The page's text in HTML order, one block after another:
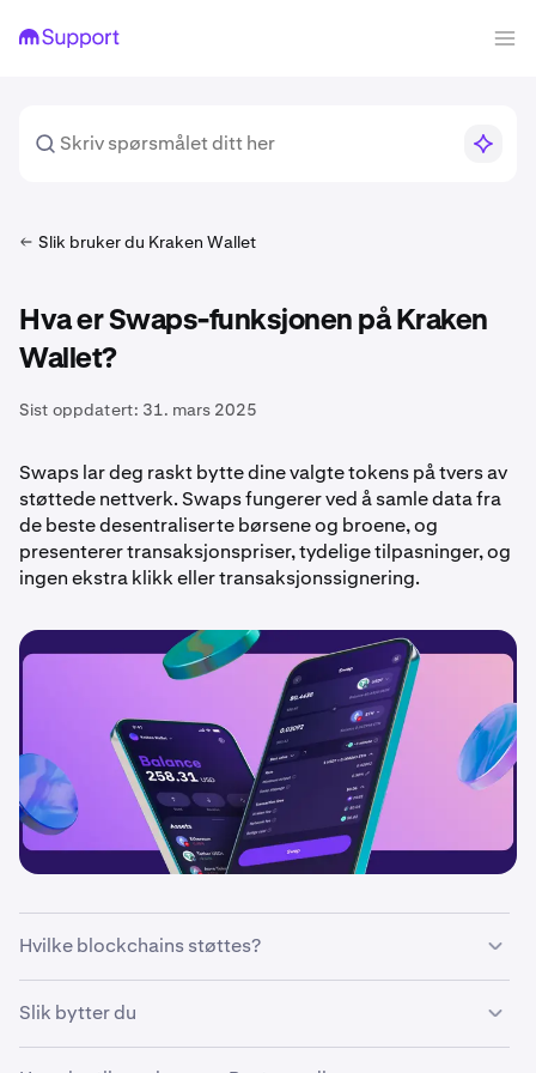
Slik bruker du Kraken Wallet
Hva er Swaps-funksjonen på Kraken
Wallet?
Sist oppdatert: 31. mars 2025
Swaps lar deg raskt bytte dine valgte tokens på tvers av
støttede nettverk. Swaps fungerer ved å samle data fra
de beste desentraliserte børsene og broene, og
presenterer transaksjonspriser, tydelige tilpasninger, og
ingen ekstra klikk eller transaksjonssignering.
Hvilke blockchains støttes?
Swaps er for øyeblikket kun tilgjengelig på og mellom
utvalgte blockchains. Nye chains vil bli lagt til med
jevne mellomrom.
Slik bytter du